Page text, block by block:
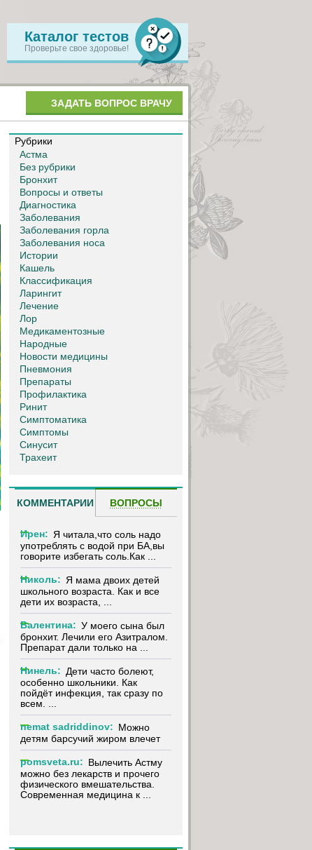
Каталог тестов
Проверьте свое здоровье!
ЗАДАТЬ ВОПРОС ВРАЧУ
Рубрики
Астма
Без рубрики
Бронхит
Вопросы и ответы
Диагностика
Заболевания
Заболевания горла
Заболевания носа
Истории
Кашель
Классификация
Ларингит
Лечение
Лор
Медикаментозные
Народные
Новости медицины
Пневмония
Препараты
Профилактика
Ринит
Симптоматика
Симптомы
Синусит
Трахеит
КОММЕНТАРИИ ВОПРОСЫ
Ирен: Я читала,что соль надо
употреблять с водой при БА,вы
говорите избегать соль.Как ...
Николь: Я мама двоих детей
школьного возраста. Как и все
дети их возраста, ...
Валентина: У моего сына был
бронхит. Лечили его Азитралом.
Препарат дали только на ...
Нинель: Дети часто болеют,
особенно школьники. Как
пойдёт инфекция, так сразу по
всем. ...
nemat sadriddinov: Можно
детям барсучий жиром влечет
pomsveta.ru: Вылечить Астму
можно без лекарств и прочего
физического вмешательства.
Современная медицина к ...